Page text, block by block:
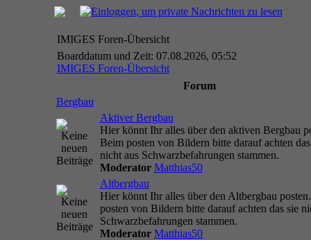
IMIGES Foren-Übersicht
Boarddatum und Zeit: 07.08.2026, 05:52
IMIGES Foren-Übersicht
Forum
Bergbau
Aktiver Bergbau
Hier könnt Ihr alles über den aktiven Bergbau
Beim posten von Bildern bitte darauf achten
nicht aus Schwarzbefahrungen stammen.
Moderator Matthias50
Altbergbau
Hier könnt Ihr alles über den Altbergbau
posten von Bildern bitte darauf achten das sie
Schwarzbefahrungen stammen.
Moderator Matthias50